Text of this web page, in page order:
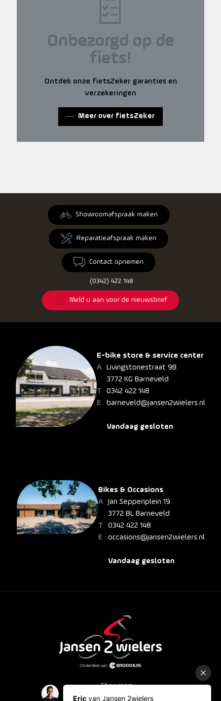
Onbezorgd op de
fiets!
Ontdek onze fietsZeker garanties en
verzekeringen
Meer over fietsZeker
Showroomafspraak maken
Reparatieafspraak maken
Contact opnemen
(0342) 422 148
Meld u aan voor de nieuwsbrief
E-bike store & service center
Livingstonestraat 9B
3772 KG Barneveld
0342 422 148
barneveld@jansen2wielers.nl
Vandaag gesloten
Bikes & Occasions
Jan Seppenplein 19
3772 BL Barneveld
0342 422 148
occasions@jansen2wielers.nl
Vandaag gesloten
Showroom
Occasions